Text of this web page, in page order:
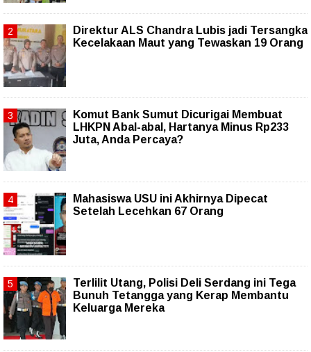
Direktur ALS Chandra Lubis jadi Tersangka
Kecelakaan Maut yang Tewaskan 19 Orang
Komut Bank Sumut Dicurigai Membuat
LHKPN Abal-abal, Hartanya Minus Rp233
Juta, Anda Percaya?
Mahasiswa USU ini Akhirnya Dipecat
Setelah Lecehkan 67 Orang
Terlilit Utang, Polisi Deli Serdang ini Tega
Bunuh Tetangga yang Kerap Membantu
Keluarga Mereka